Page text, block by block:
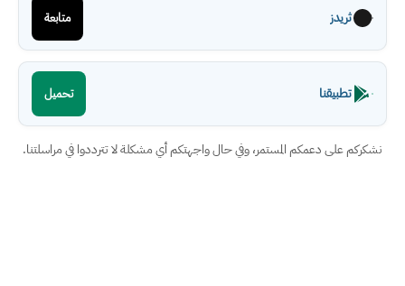
ثريدز متابعة
تطبيقنا تحميل
نشكركم على دعمكم المستمر، وفي حال واجهتكم أي مشكلة لا تترددوا في مراسلتنا.